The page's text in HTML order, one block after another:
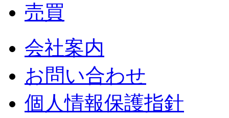
売買
会社案内
お問い合わせ
個人情報保護指針